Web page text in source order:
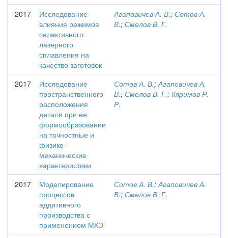
2017
Исследование
влияния режимов
селективного
лазерного
сплавления на
качество заготовок
Агаповичев А. В.; Сотов А.
В.; Смелов В. Г.
2017
Исследование
пространственного
расположения
детали при ее
формообразовании
на точностные и
физико-
механические
характеристики
Сотов А. В.;Агаповичев А.
В.; Смелов В. Г.; Кяримов Р.
Р.
2017
Моделирование
процессов
аддитивного
производства с
применением МКЭ
Сотов А. В.;Агаповичев А.
В.; Смелов В. Г.